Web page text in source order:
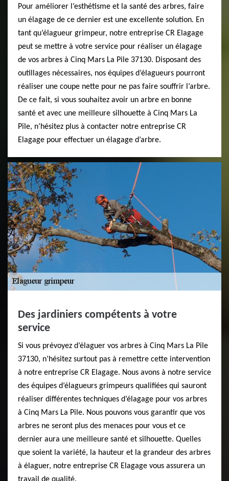
Pour améliorer l’esthétisme et la santé des arbres, faire
un élagage de ce dernier est une excellente solution. En
tant qu’élagueur grimpeur, notre entreprise CR Elagage
peut se mettre à votre service pour réaliser un élagage
de vos arbres à Cinq Mars La Pile 37130. Disposant des
outillages nécessaires, nos équipes d’élagueurs pourront
réaliser une coupe nette pour ne pas faire souffrir l’arbre.
De ce fait, si vous souhaitez avoir un arbre en bonne
santé et avec une meilleure silhouette à Cinq Mars La
Pile, n’hésitez plus à contacter notre entreprise CR
Elagage pour effectuer un élagage d’arbre.
Des jardiniers compétents à votre
service
Si vous prévoyez d’élaguer vos arbres à Cinq Mars La Pile
37130, n’hésitez surtout pas à remettre cette intervention
à notre entreprise CR Elagage. Nous avons à notre service
des équipes d’élagueurs grimpeurs qualifiées qui sauront
réaliser différentes techniques d’élagage pour vos arbres
à Cinq Mars La Pile. Nous pouvons vous garantir que vos
arbres ne seront plus des menaces pour vous et ce
dernier aura une meilleure santé et silhouette. Quelles
que soient la variété, la hauteur et la grandeur des arbres
à élaguer, notre entreprise CR Elagage vous assurera un